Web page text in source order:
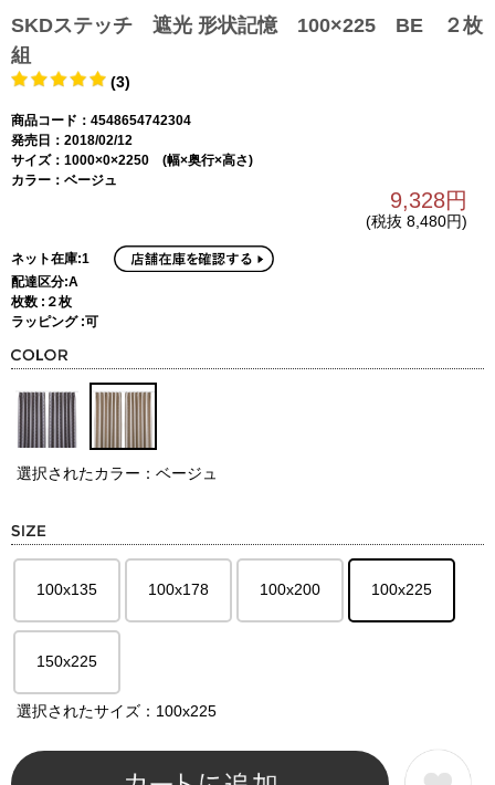
SKDステッチ 遮光 形状記憶 100×225 BE ２枚
組
(3)
商品コード：4548654742304
発売日：2018/02/12
サイズ：1000×0×2250 (幅×奥行×高さ)
カラー：ベージュ
9,328円
(税抜 8,480円)
ネット在庫:1
配達区分:A
枚数 :２枚
ラッピング :可
選択されたカラー：ベージュ
100x135 100x178 100x200 100x225
150x225
選択されたサイズ：100x225